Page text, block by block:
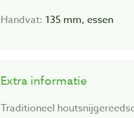
Handvat: 135 mm, essen
Extra informatie
Traditioneel